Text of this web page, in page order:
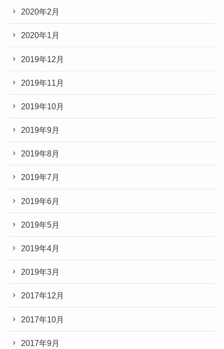
2020年2月
2020年1月
2019年12月
2019年11月
2019年10月
2019年9月
2019年8月
2019年7月
2019年6月
2019年5月
2019年4月
2019年3月
2017年12月
2017年10月
2017年9月